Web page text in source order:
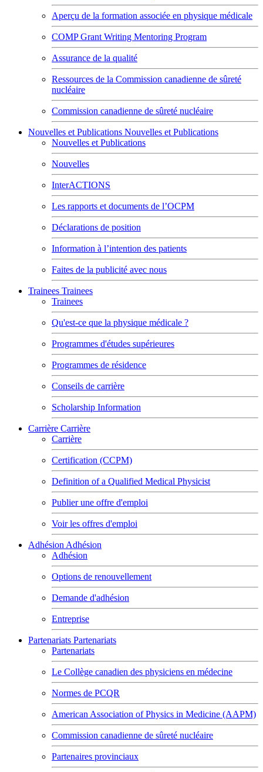
Aperçu de la formation associée en physique médicale
COMP Grant Writing Mentoring Program
Assurance de la qualité
Ressources de la Commission canadienne de sûreté
nucléaire
Commission canadienne de sûreté nucléaire
Nouvelles et Publications Nouvelles et Publications
Nouvelles et Publications
Nouvelles
InterACTIONS
Les rapports et documents de l’OCPM
Déclarations de position
Information à l’intention des patients
Faites de la publicité avec nous
Trainees Trainees
Trainees
Qu'est-ce que la physique médicale ?
Programmes d'études supérieures
Programmes de résidence
Conseils de carrière
Scholarship Information
Carrière Carrière
Carrière
Certification (CCPM)
Definition of a Qualified Medical Physicist
Publier une offre d'emploi
Voir les offres d'emploi
Adhésion Adhésion
Adhésion
Options de renouvellement
Demande d'adhésion
Entreprise
Partenariats Partenariats
Partenariats
Le Collège canadien des physiciens en médecine
Normes de PCQR
American Association of Physics in Medicine (AAPM)
Commission canadienne de sûreté nucléaire
Partenaires provinciaux